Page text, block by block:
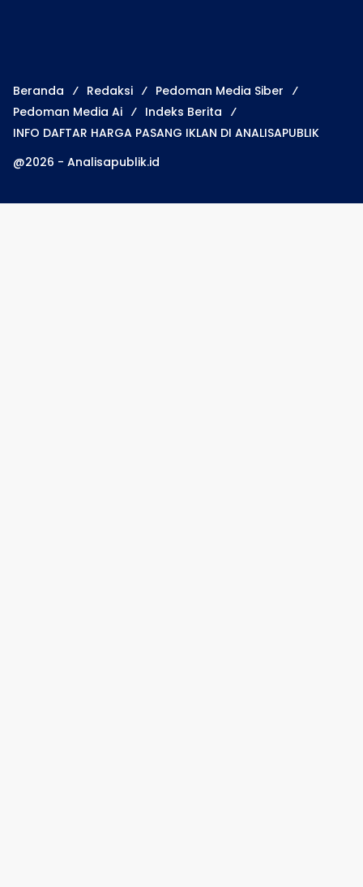
Beranda Redaksi
Pedoman Media Siber
Pedoman Media Ai
Indeks Berita
INFO DAFTAR HARGA PASANG IKLAN DI ANALISAPUBLIK
@2026 - Analisapublik.id